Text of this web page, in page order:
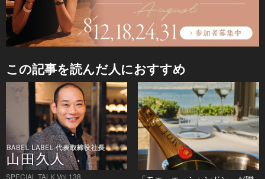
この記事を読んだ人におすすめ
SPECIAL TALK Vol.138